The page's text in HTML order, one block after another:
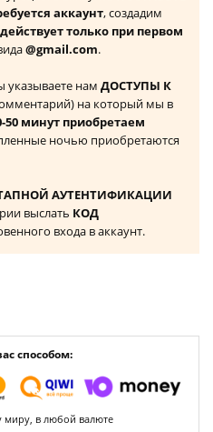
аккаунт, создадим
только при первом
@gmail.com.
нам ДОСТУПЫ К
на который мы в
50 минут приобретаем
ночью приобретаются
АУТЕНТИФИКАЦИИ
выслать КОД
входа в аккаунт.
способом:
в любой валюте